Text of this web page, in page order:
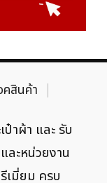
สินค้า
ป๋าผ้า และ รับ
ละหน่วยงาน
เมี่ยม ครบ